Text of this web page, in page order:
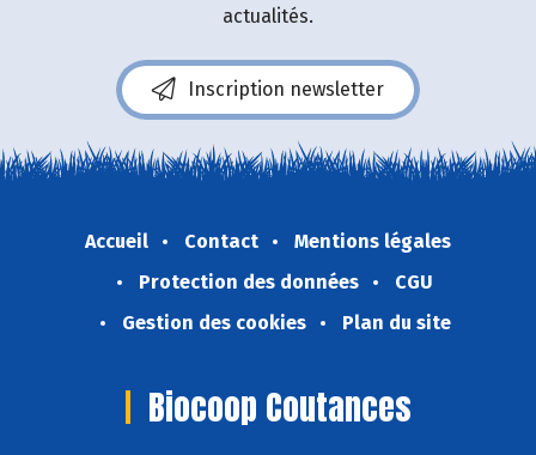
actualités.
Inscription newsletter
Accueil Contact
Mentions légales
Protection des données
CGU
Gestion des cookies
Plan du site
Biocoop Coutances